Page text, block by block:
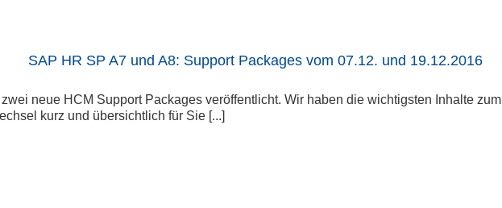
SAP HR SP A7 und A8: Support Packages vom 07.12. und 19.12.2016
neue HCM Support Packages veröffentlicht. Wir haben die wichtigsten Inhalte zum
kurz und übersichtlich für Sie [...]